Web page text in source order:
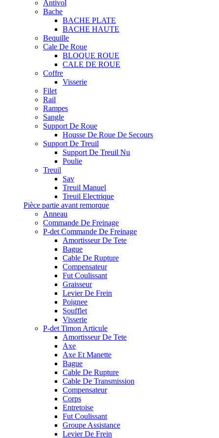
Antivol
Bache
BACHE PLATE
BACHE HAUTE
Bequille
Cale De Roue
BLOQUE ROUE
CALE DE ROUE
Coffre
Visserie
Filet
Rail
Rampes
Sangle
Support De Roue
Housse De Roue De Secours
Support De Treuil
Support De Treuil Nu
Poulie
Treuil
Sav
Treuil Manuel
Treuil Electrique
Pièce partie avant remorque
Anneau
Commande De Freinage
P-det Commande De Freinage
Amortisseur De Tete
Bague
Cable De Rupture
Compensateur
Fut Coulissant
Graisseur
Levier De Frein
Poignee
Soufflet
Visserie
P-det Timon Articule
Amortisseur De Tete
Axe
Axe Et Manette
Bague
Cable De Rupture
Cable De Transmission
Compensateur
Corps
Entretoise
Fut Coulissant
Groupe Assistance
Levier De Frein